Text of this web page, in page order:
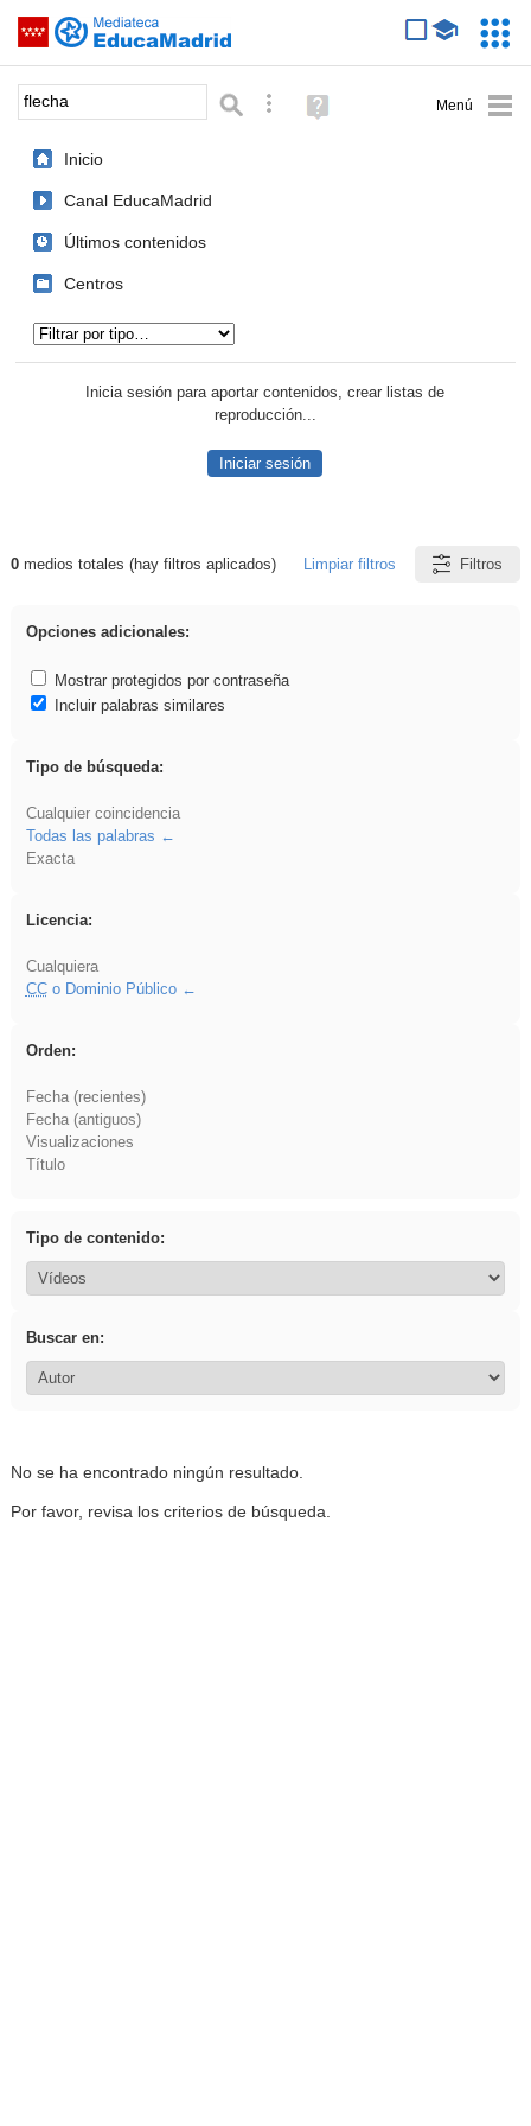
Saltar navegación
Palabra o frase: Búsqueda avanzada
Ayuda
(en
Inicio
Canal EducaMadrid
Últimos contenidos
Centros
Inicia sesión para aportar contenidos, crear listas de
reproducción...
Iniciar sesión
Resultados de: flecha
0medios totales (hay filtros aplicados) Limpiar filtros Filtros
Opciones adicionales:
Mostrar protegidos por contraseña
Incluir palabras similares
Tipo de búsqueda:
Cualquier coincidencia
Todas las palabras
Exacta
Licencia:
Cualquiera
CCo Dominio Público
Orden:
Fecha (recientes)
Fecha (antiguos)
Visualizaciones
Título
Tipo de contenido:
Buscar en:
No se ha encontrado ningún resultado.
Por favor, revisa los criterios de búsqueda.